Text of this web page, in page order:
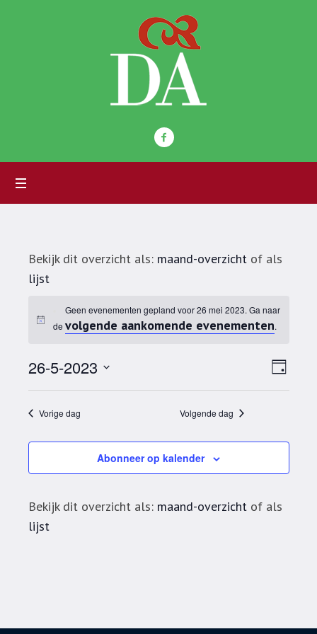
Bekijk dit overzicht als: maand-overzichtof als
lijst
Geen evenementen gepland voor 26 mei 2023. Ga naar
de volgende aankomende evenementen.
Dag
26-5-2023
Selecteer
datum.
Vorige dag Volgende dag
Abonneer op kalender
Bekijk dit overzicht als: maand-overzichtof als
lijst